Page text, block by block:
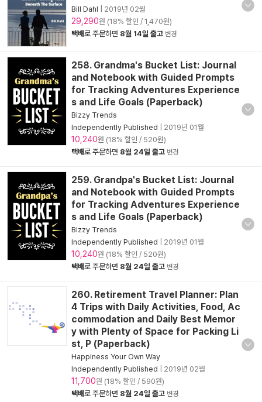
Bill Dahl
2019년 02월
29,290원 (18% 할인 / 1,470원)
택배로 주문하면 8월 14일 출고 변경
258. Grandma's Bucket List: Journal
and Notebook with Guided Prompts
for Tracking Adventures Experience
s and Life Goals (Paperback)
Bizzy Trends
Independently Published
2019년 01월
10,240원 (18% 할인 / 520원)
택배로 주문하면 8월 24일 출고 변경
259. Grandpa's Bucket List: Journal
and Notebook with Guided Prompts
for Tracking Adventures Experience
s and Life Goals (Paperback)
Bizzy Trends
Independently Published
2019년 01월
10,240원 (18% 할인 / 520원)
택배로 주문하면 8월 24일 출고 변경
260. Retirement Travel Planner: Plan
4 Trips with Daily Activities, Food, Ac
commodation and Daily Best Memor
y with Plenty of Space for Packing Li
st, P (Paperback)
Happiness Your Own Way
Independently Published
2019년 02월
11,700원 (18% 할인 / 590원)
택배로 주문하면 8월 24일 출고 변경